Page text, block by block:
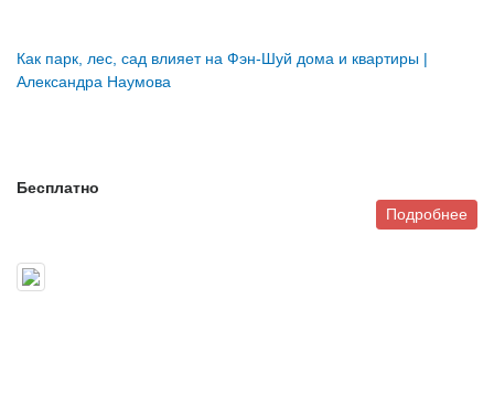
Как парк, лес, сад влияет на Фэн-Шуй дома и квартиры |
Александра Наумова
Бесплатно
Подробнее